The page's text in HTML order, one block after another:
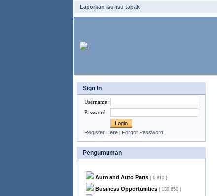
Laporkan isu-isu tapak
Sign In
Username:
Password:
Register Here| Forgot Password
Pengumuman
Auto and Auto Parts( 6,810 )
Business Opportunities( 130,650 )